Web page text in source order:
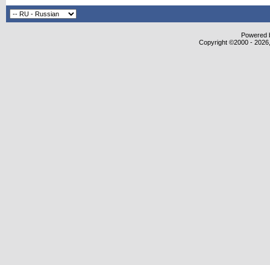
Powered
Copyright ©2000 -